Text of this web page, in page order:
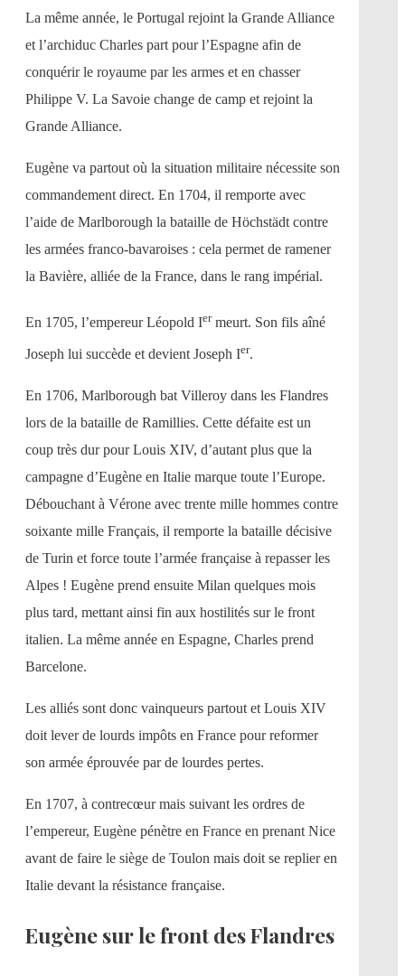
La même année, le Portugal rejoint la Grande Alliance
et l’archiduc Charles part pour l’Espagne afin de
conquérir le royaume par les armes et en chasser
Philippe V. La Savoie change de camp et rejoint la
Grande Alliance.
Eugène va partout où la situation militaire nécessite son
commandement direct. En 1704, il remporte avec
l’aide de Marlborough la bataille de Höchstädt contre
les armées franco-bavaroises : cela permet de ramener
la Bavière, alliée de la France, dans le rang impérial.
En 1705, l’empereur Léopold Iermeurt. Son fils aîné
Joseph lui succède et devient Joseph Ier.
En 1706, Marlborough bat Villeroy dans les Flandres
lors de la bataille de Ramillies. Cette défaite est un
coup très dur pour Louis XIV, d’autant plus que la
campagne d’Eugène en Italie marque toute l’Europe.
Débouchant à Vérone avec trente mille hommes contre
soixante mille Français, il remporte la bataille décisive
de Turin et force toute l’armée française à repasser les
Alpes ! Eugène prend ensuite Milan quelques mois
plus tard, mettant ainsi fin aux hostilités sur le front
italien. La même année en Espagne, Charles prend
Barcelone.
Les alliés sont donc vainqueurs partout et Louis XIV
doit lever de lourds impôts en France pour reformer
son armée éprouvée par de lourdes pertes.
En 1707, à contrecœur mais suivant les ordres de
l’empereur, Eugène pénètre en France en prenant Nice
avant de faire le siège de Toulon mais doit se replier en
Italie devant la résistance française.
Eugène sur le front des Flandres